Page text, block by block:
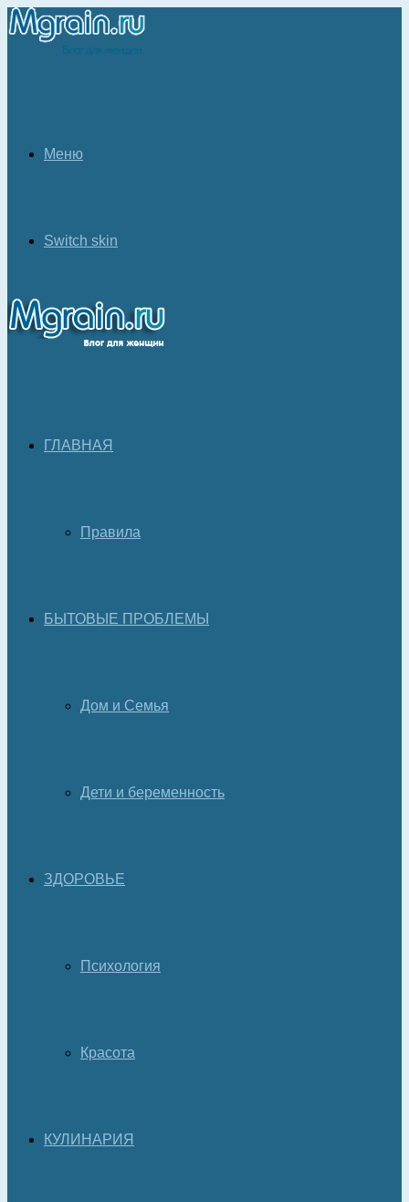
Меню
Switch skin
ГЛАВНАЯ
Правила
БЫТОВЫЕ ПРОБЛЕМЫ
Дом и Семья
Дети и беременность
ЗДОРОВЬЕ
Психология
Красота
КУЛИНАРИЯ